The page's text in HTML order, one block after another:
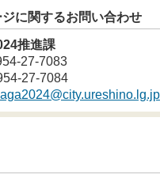
ジに関するお問い合わせ
推進課
27-7083
27-7084